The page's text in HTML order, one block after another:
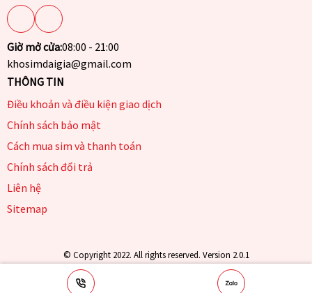
Giờ mở cửa:08:00 - 21:00
khosimdaigia@gmail.com
THÔNG TIN
Điều khoản và điều kiện giao dịch
Chính sách bảo mật
Cách mua sim và thanh toán
Chính sách đổi trả
Liên hệ
Sitemap
© Copyright 2022. All rights reserved. Version 2.0.1